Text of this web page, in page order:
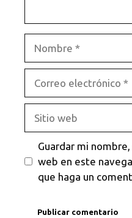
electrónico
web
Guardar mi
web en este
que haga un